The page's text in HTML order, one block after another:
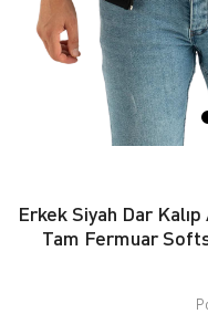
Erkek Siyah Dar
Tam Fermuar